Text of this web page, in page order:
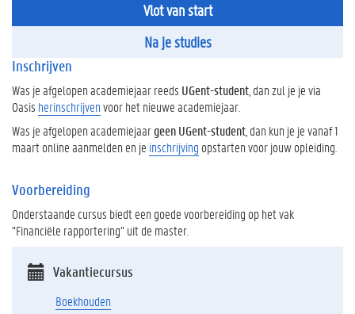
Vlot van start
Na je studies
Inschrijven
Was je afgelopen academiejaar reeds UGent-student , dan zul je je via
Oasis herinschrijvenvoor het nieuwe academiejaar.
Was je afgelopen academiejaargeen UGent-student , dan kun je je vanaf 1
maart online aanmelden en je inschrijving opstarten voor jouw opleiding.
Voorbereiding
Onderstaande cursus biedt een goede voorbereiding op het vak
“Financiële rapportering” uit de master.
Vakantiecursus
Boekhouden